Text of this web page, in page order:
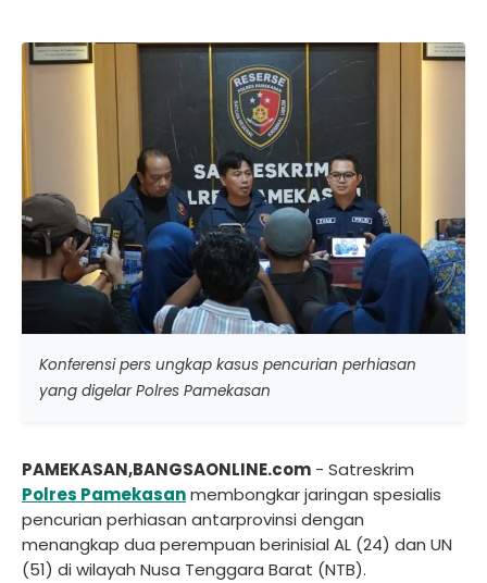
Konferensi pers ungkap kasus pencurian perhiasan
yang digelar Polres Pamekasan
PAMEKASAN,BANGSAONLINE.com - Satreskrim
Polres Pamekasanmembongkar jaringan spesialis
pencurian perhiasan antarprovinsi dengan
menangkap dua perempuan berinisial AL (24) dan UN
(51) di wilayah Nusa Tenggara Barat (NTB).